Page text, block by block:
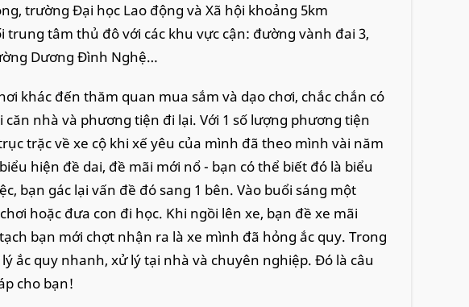
trường Đại học Lao động và Xã hội khoảng 5km
tâm thủ đô với các khu vực cận: đường vành đai 3,
Dương Đình Nghệ…
khác đến thăm quan mua sắm và dạo chơi, chắc chắn có
nhà và phương tiện đi lại. Với 1 số lượng phương tiện
trặc về xe cộ khi xế yêu của mình đã theo mình vài năm
hiện đề dai, đề mãi mới nổ - bạn có thể biết đó là biểu
bạn gác lại vấn đề đó sang 1 bên. Vào buổi sáng một
hoặc đưa con đi học. Khi ngồi lên xe, bạn đề xe mãi
bạn mới chợt nhận ra là xe mình đã hỏng ắc quy. Trong
ắc quy nhanh, xử lý tại nhà và chuyên nghiệp. Đó là câu
cho bạn!